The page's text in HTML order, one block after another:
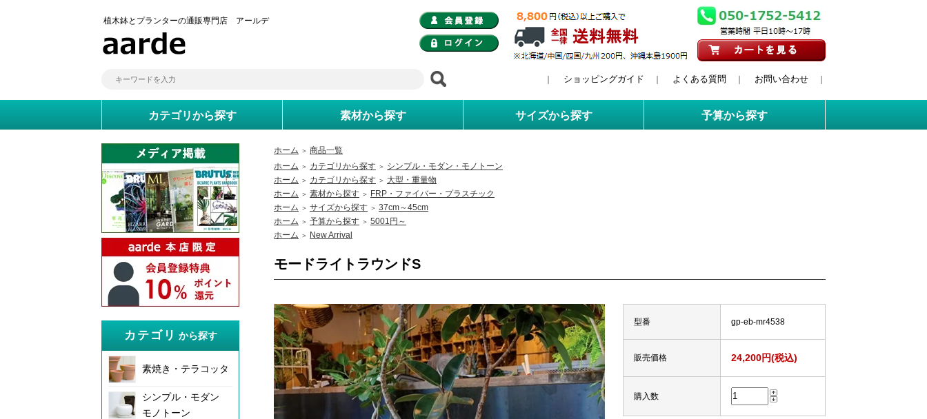
植木鉢とプランターの通販専門店 アールデ
ショッピングガイド よくある質問 お問い合わせ
カテゴリから探す 素材から探す サイズから探す 予算から探す
カテゴリ から探す
素焼き・テラコッタ
シンプル・モダン
モノトーン
ホーム ＞ 商品一覧
ホーム ＞ カテゴリから探す ＞ シンプル・モダン・モノトーン
ホーム ＞ カテゴリから探す ＞ 大型・重量物
ホーム ＞ 素材から探す ＞
FRP・ファイバー・プラスチック
ホーム ＞ サイズから探す ＞ 37cm～45cm
ホーム ＞ 予算から探す ＞ 5001円～
ホーム ＞ New Arrival
モードライトラウンドS
型番 gp-eb-mr4538
販売価格 24,200円(税込)
購入数